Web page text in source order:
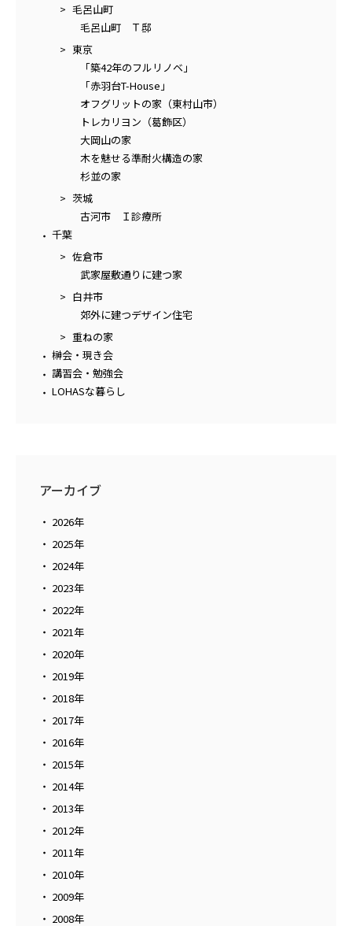
毛呂山町
毛呂山町 Ｔ邸
東京
「築42年のフルリノベ」
「赤羽台T-House」
オフグリットの家（東村山市）
トレカリヨン（葛飾区）
大岡山の家
木を魅せる準耐火構造の家
杉並の家
茨城
古河市 Ｉ診療所
千葉
佐倉市
武家屋敷通りに建つ家
白井市
郊外に建つデザイン住宅
重ねの家
榊会・現き会
講習会・勉強会
LOHASな暮らし
アーカイブ
2026年
2025年
2024年
2023年
2022年
2021年
2020年
2019年
2018年
2017年
2016年
2015年
2014年
2013年
2012年
2011年
2010年
2009年
2008年